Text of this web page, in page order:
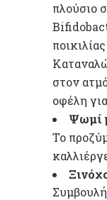
πλούσιο
στον
οφέλη
Ψωμί
Το